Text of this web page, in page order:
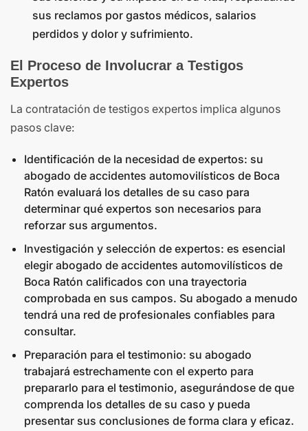
sus reclamos por gastos médicos, salarios
perdidos y dolor y sufrimiento.
El Proceso de Involucrar a Testigos
Expertos
La contratación de testigos expertos implica algunos
pasos clave:
Identificación de la necesidad de expertos: su
abogado de accidentes automovilísticos de Boca
Ratón evaluará los detalles de su caso para
determinar qué expertos son necesarios para
reforzar sus argumentos.
Investigación y selección de expertos: es esencial
elegir abogado de accidentes automovilísticos de
Boca Ratón calificados con una trayectoria
comprobada en sus campos. Su abogado a menudo
tendrá una red de profesionales confiables para
consultar.
Preparación para el testimonio: su abogado
trabajará estrechamente con el experto para
prepararlo para el testimonio, asegurándose de que
comprenda los detalles de su caso y pueda
presentar sus conclusiones de forma clara y eficaz.